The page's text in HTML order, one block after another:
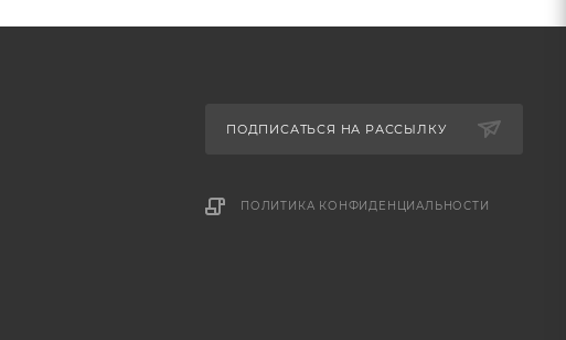
ПОДПИСАТЬСЯ НА РАССЫЛКУ
ПОЛИТИКА КОНФИДЕНЦИАЛЬНОСТИ